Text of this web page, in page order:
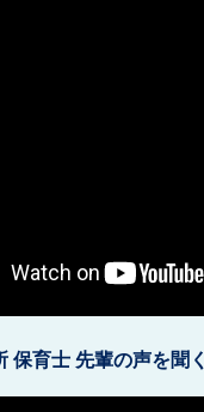
保育士 先輩の声を聞